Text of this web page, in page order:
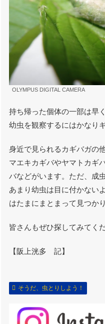
OLYMPUS DIGITAL CAMERA
持ち帰った個体の一部は早
幼虫を観察するにはかなり
身近で見られるカギバガの
マエキカギバやヤマトカギ
バなどがいます。ただ、成
あまり幼虫は目に付かない
はたまにまとまって見つか
皆さんもぜひ探してみてくだ
【阪上洸多 記】
そうだ、虫とりしよう！